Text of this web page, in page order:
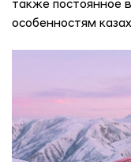
также постоянное
особенностям